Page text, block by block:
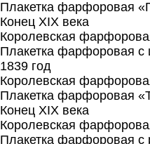
Плакетка фарфоровая
Конец XIX века
Королевская
Плакетка фарфоровая с
1839 год
Королевская
Плакетка фарфоровая
Конец XIX века
Королевская
Плакетка фарфоровая с